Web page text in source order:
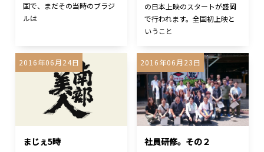
国で、まだその当時のブラジ
ルは
の日本上映のスタートが盛岡
で行われます。全国初上映と
いうこと
2016年06月24日
まじぇ5時
2016年06月23日
社員研修。その２